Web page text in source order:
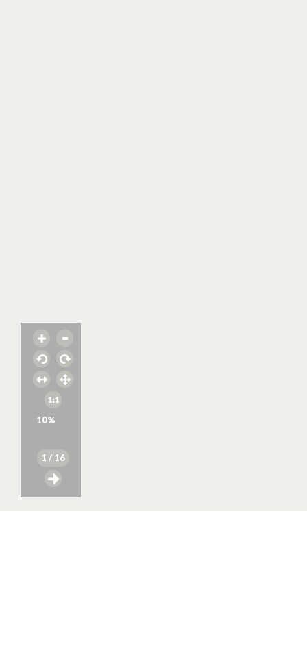
10%
1 / 16